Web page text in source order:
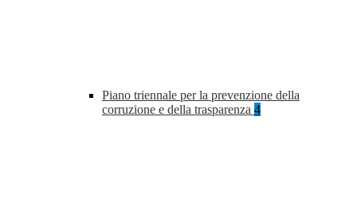
Piano triennale per la prevenzione della
corruzione e della trasparenza 4